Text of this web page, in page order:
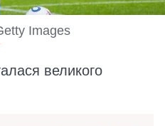
Images
великого